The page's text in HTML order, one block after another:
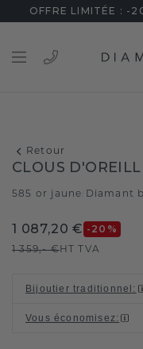
OFFRE LIMITÉE : -
Retour
CLOUS
585 or jaune Diamant
1 087,20 € -20 %
1 359,- €HT TVA
Bijoutier traditionnel :
Vous économisez: